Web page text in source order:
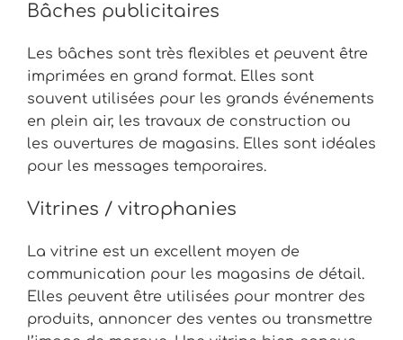
Bâches publicitaires
Les bâches sont très flexibles et peuvent être
imprimées en grand format. Elles sont
souvent utilisées pour les grands événements
en plein air, les travaux de construction ou
les ouvertures de magasins. Elles sont idéales
pour les messages temporaires.
Vitrines / vitrophanies
La vitrine est un excellent moyen de
communication pour les magasins de détail.
Elles peuvent être utilisées pour montrer des
produits, annoncer des ventes ou transmettre